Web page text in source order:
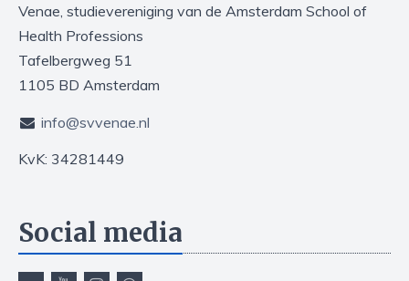
Venae, studievereniging van de Amsterdam School of
Health Professions
Tafelbergweg 51
1105 BD Amsterdam
info@svvenae.nl
KvK: 34281449
Social media